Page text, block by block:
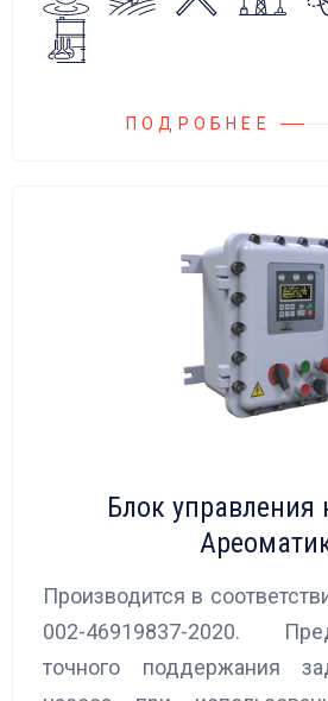
на всасывающих линиях
насосных агрегатов и
ПОДРОБНЕЕ
Блок управления
Производится в
002-46919837-2020.
точного поддержания